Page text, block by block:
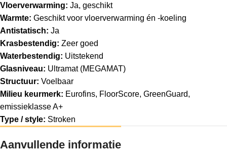
Vloerverwarming: Ja, geschikt
Warmte: Geschikt voor vloerverwarming én -koeling
Antistatisch: Ja
Krasbestendig: Zeer goed
Waterbestendig: Uitstekend
Glasniveau: Ultramat (MEGAMAT)
Structuur: Voelbaar
Milieu keurmerk: Eurofins, FloorScore, GreenGuard,
emissieklasse A+
Type / style: Stroken
Aanvullende informatie